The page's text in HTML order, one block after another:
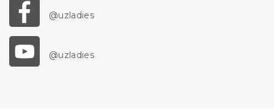
@uzladies
@uzladies